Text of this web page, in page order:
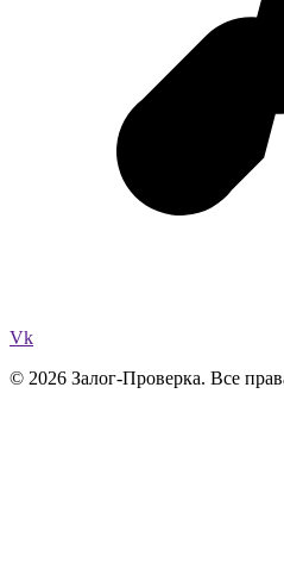
Vk
© 2026 Залог-Проверка. Все